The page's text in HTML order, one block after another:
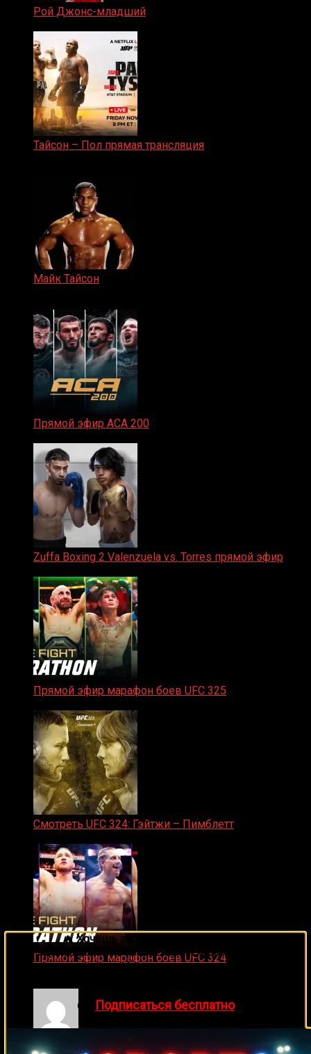
Рой Джонс-младший
Тайсон – Пол прямая трансляция
Майк Тайсон
Прямой эфир ACA 200
Zuffa Boxing 2 Valenzuela vs. Torres прямой эфир
Прямой эфир марафон боев UFC 325
Смотреть UFC 324: Гэйтжи – Пимблетт
Прямой эфир марафон боев UFC 324
Денис on
🔥 Хочешь зарабатывать на спорте?
Подписывайся на наш Telegram-канал
прогнозы на единоборства и другие виды спорта
👉 Подписаться бесплатно